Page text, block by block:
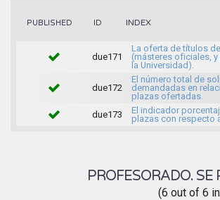
PUBLISHED ID INDEX
due171
La oferta de títulos
(másteres oficiales,
la Universidad).
due172
El número total de
demandadas en
plazas ofertadas.
due173
El indicador
plazas con respecto
PROFESORADO. SE
(6 out of 6